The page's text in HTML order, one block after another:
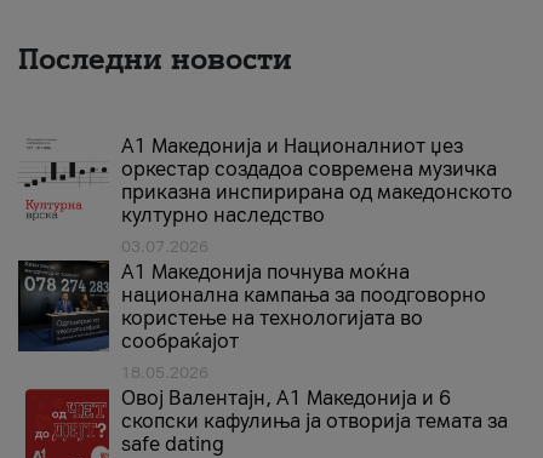
Последни новости
А1 Македонија и Националниот џез
оркестар создадоа современа музичка
приказна инспирирана од македонското
културно наследство
03.07.2026
A1 Македонија почнува моќна
национална кампања за поодговорно
користење на технологијата во
сообраќајот
18.05.2026
Овој Валентајн, A1 Македонија и 6
скопски кафулиња ја отворија темата за
safe dating